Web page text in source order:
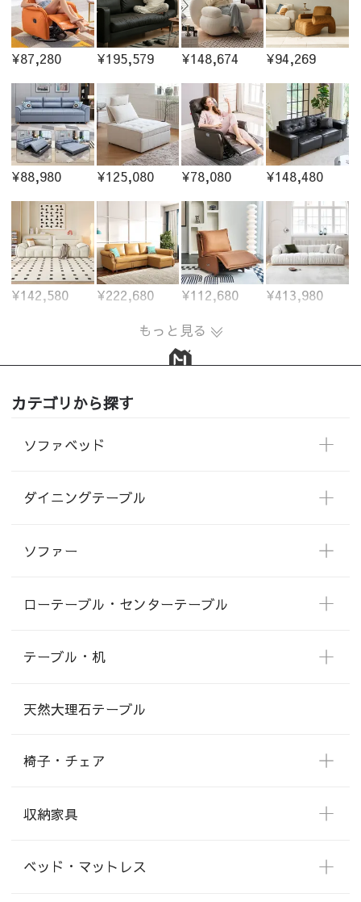
¥87,280 ¥195,579 ¥148,674 ¥94,269
¥88,980 ¥125,080 ¥78,080 ¥148,480
¥142,580 ¥222,680 ¥112,680
¥413,980
もっと見る
カテゴリから探す
ソファベッド
ダイニングテーブル
ソファー
ローテーブル・センターテーブル
テーブル・机
天然大理石テーブル
椅子・チェア
収納家具
ベッド・マットレス